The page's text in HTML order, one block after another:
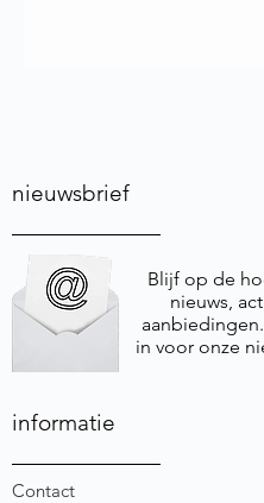
nieuwsbrief
Blijf op de
nieuws,
in voor onze
informatie
Contact